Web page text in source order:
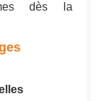
dès la